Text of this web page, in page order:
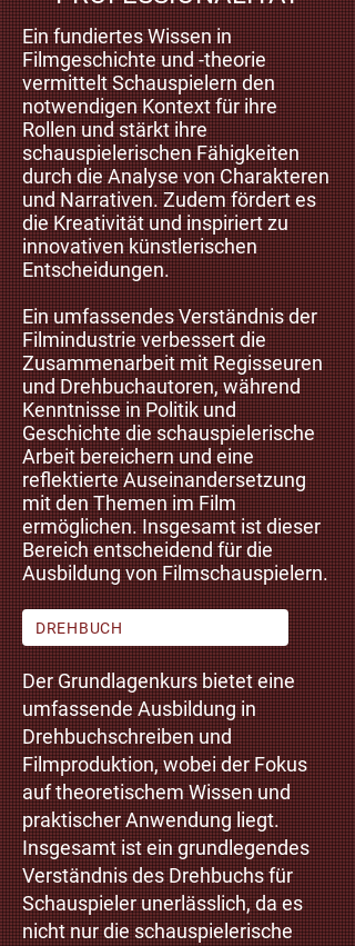
Ein fundiertes Wissen in
Filmgeschichte und -theorie
vermittelt Schauspielern den
notwendigen Kontext für ihre
Rollen und stärkt ihre
schauspielerischen Fähigkeiten
durch die Analyse von Charakteren
und Narrativen. Zudem fördert es
die Kreativität und inspiriert zu
innovativen künstlerischen
Entscheidungen.
Ein umfassendes Verständnis der
Filmindustrie verbessert die
Zusammenarbeit mit Regisseuren
und Drehbuchautoren, während
Kenntnisse in Politik und
Geschichte die schauspielerische
Arbeit bereichern und eine
reflektierte Auseinandersetzung
mit den Themen im Film
ermöglichen. Insgesamt ist dieser
Bereich entscheidend für die
Ausbildung von Filmschauspielern.
DREHBUCH
Der Grundlagenkurs bietet eine
umfassende Ausbildung in
Drehbuchschreiben und
Filmproduktion, wobei der Fokus
auf theoretischem Wissen und
praktischer Anwendung liegt.
Insgesamt ist ein grundlegendes
Verständnis des Drehbuchs für
Schauspieler unerlässlich, da es
nicht nur die schauspielerische